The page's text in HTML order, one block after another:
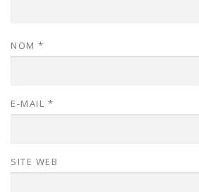
NOM *
E-MAIL *
SITE WEB